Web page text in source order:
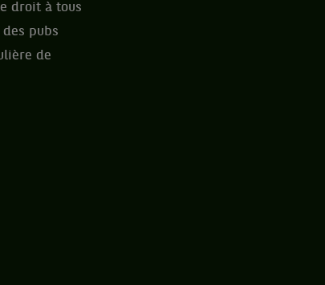
droit à tous
pubs
de